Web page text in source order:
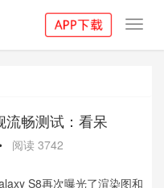
畅测试：看呆
阅读 3742
S8再次曝光了渲染图和